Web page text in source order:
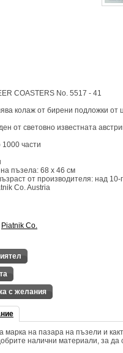
COASTERS Nо. 5517 - 41
колаж от бирени подложки от
от световно известната
части
пъзела: 68 х 46 см
от производителя: над
Co. Austria
Piatnik Co.
с желания
марка на пазара на пъзели и
налични материали, за